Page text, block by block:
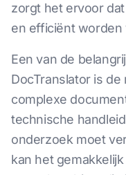
zorgt het ervoor
en efficiënt worden
Een van de
DocTranslator is
complexe
technische
onderzoek moet
kan het